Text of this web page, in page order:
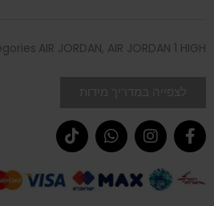
AIR JORDAN, AIR JORDAN 1 HIGH